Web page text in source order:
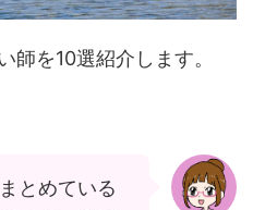
師を10選紹介します。
とめている